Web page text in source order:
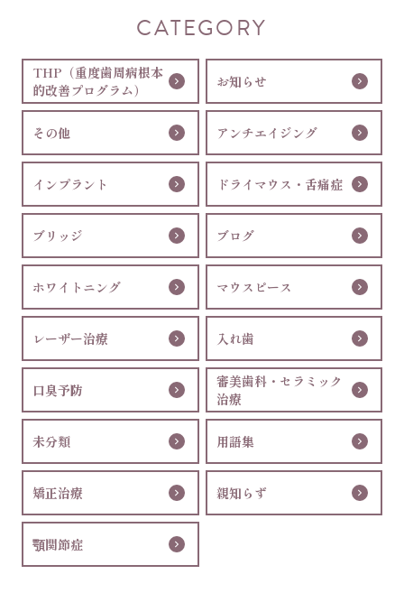
CATEGORY
THP（重度歯周病根本
的改善プログラム）
お知らせ
その他 アンチエイジング
インプラント ドライマウス・舌痛症
ブリッジ ブログ
ホワイトニング マウスピース
レーザー治療 入れ歯
口臭予防
審美歯科・セラミック
治療
未分類 用語集
矯正治療 親知らず
顎関節症